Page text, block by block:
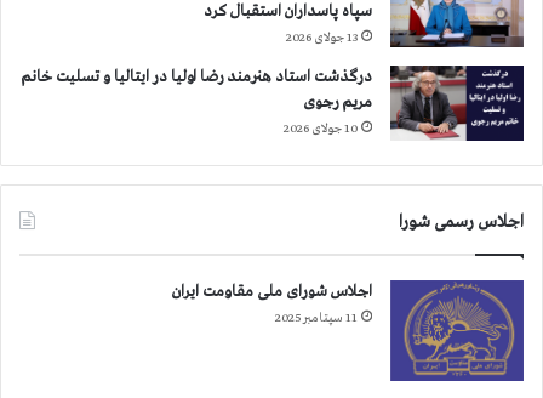
سپاه پاسداران استقبال کرد
13 جولای 2026
درگذشت استاد هنرمند رضا اولیا در ایتالیا و تسلیت خانم
مریم رجوی
10 جولای 2026
اجلاس رسمی شورا
اجلاس شورای ملی مقاومت ایران
11 سپتامبر 2025